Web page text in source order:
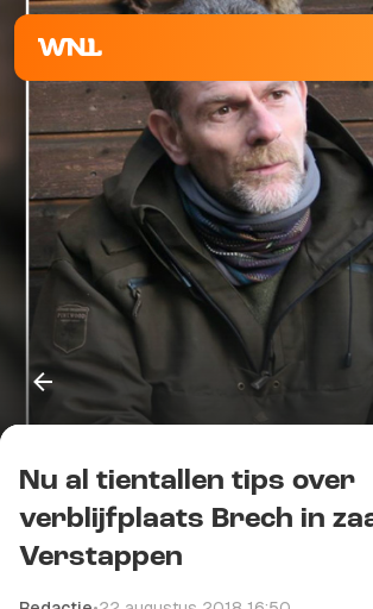
Nu al tientallen tips over
verblijfplaats Brech in
Verstappen